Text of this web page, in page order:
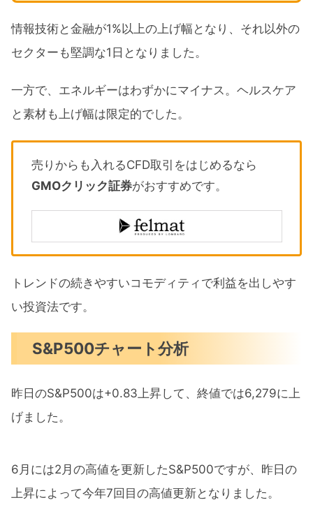
情報技術と金融が1%以上の上げ幅となり、それ以外の
セクターも堅調な1日となりました。
一方で、エネルギーはわずかにマイナス。ヘルスケア
と素材も上げ幅は限定的でした。
売りからも入れるCFD取引をはじめるなら
GMOクリック証券がおすすめです。
トレンドの続きやすいコモディティで利益を出しやす
い投資法です。
S&P500チャート分析
昨日のS&P500は+0.83上昇して、終値では6,279に上
げました。
6月には2月の高値を更新したS&P500ですが、昨日の
上昇によって今年7回目の高値更新となりました。